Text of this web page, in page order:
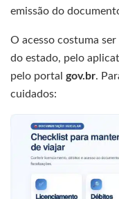
emissão do
O acesso costuma
do estado, pelo
pelo portal gov.br.
cuidados: